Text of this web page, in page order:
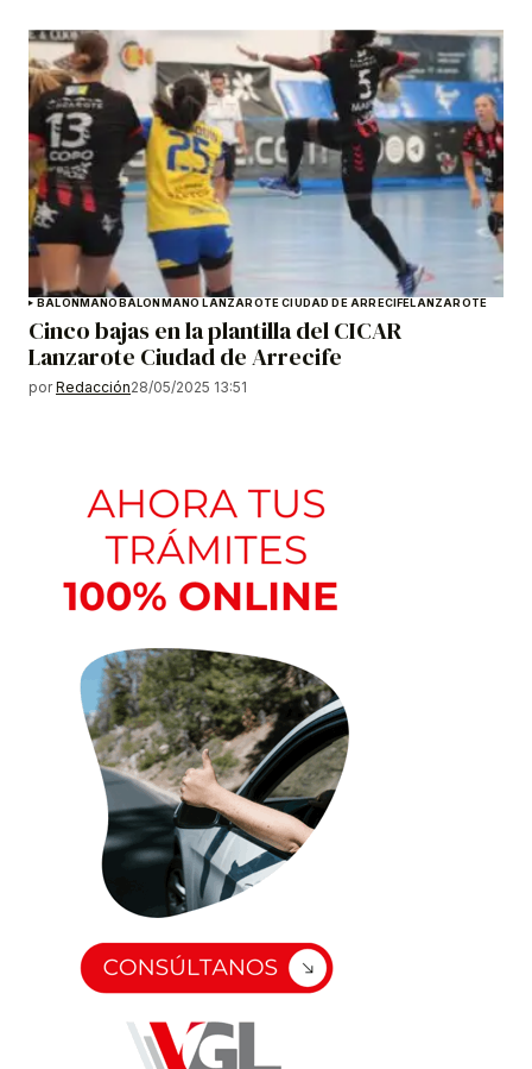
BALONMANOBALONMANO LANZAROTE CIUDAD DE ARRECIFELANZAROTE
Cinco bajas en la plantilla del CICAR
Lanzarote Ciudad de Arrecife
por Redacción28/05/2025 13:51